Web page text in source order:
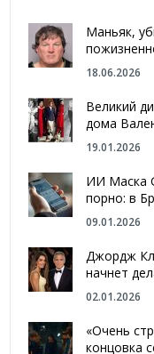
Маньяк,
18.06.2026
Великий
дома
19.01.2026
ИИ Маска
порно: в
09.01.2026
Джордж
начнет
02.01.2026
«Очень
концовка